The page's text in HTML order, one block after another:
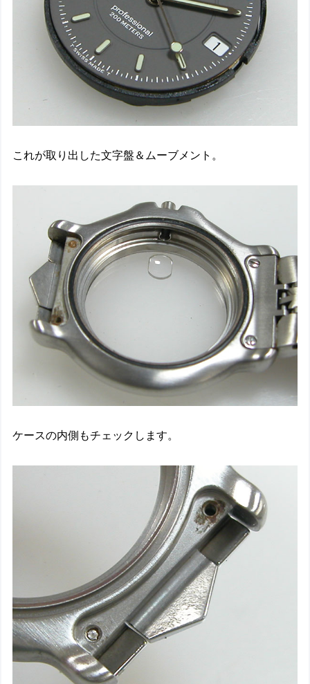
これが取り出した文字盤＆ムーブメント。
ケースの内側もチェックします。